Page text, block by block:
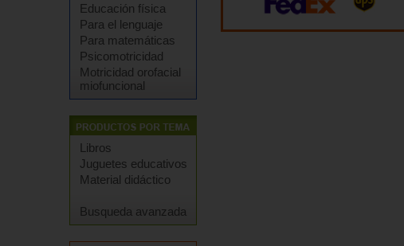
Educación física
Para el lenguaje
Para matemáticas
Psicomotricidad
Motricidad orofacial
miofuncional
Libros
Juguetes educativos
Material didáctico
Busqueda avanzada